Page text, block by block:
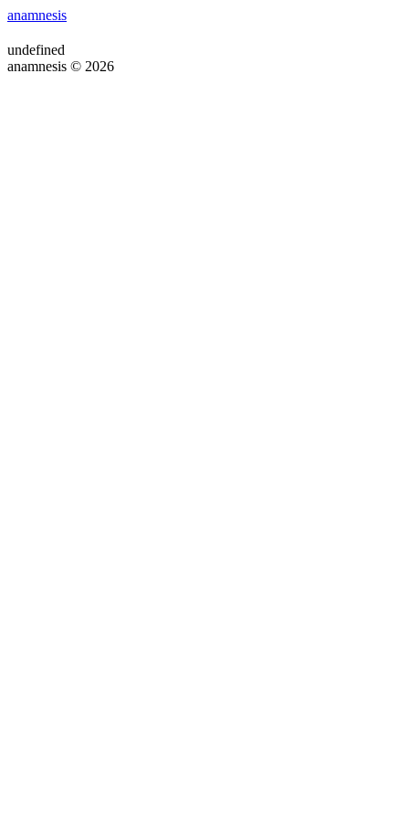
anamnesis
undefined
anamnesis © 2026